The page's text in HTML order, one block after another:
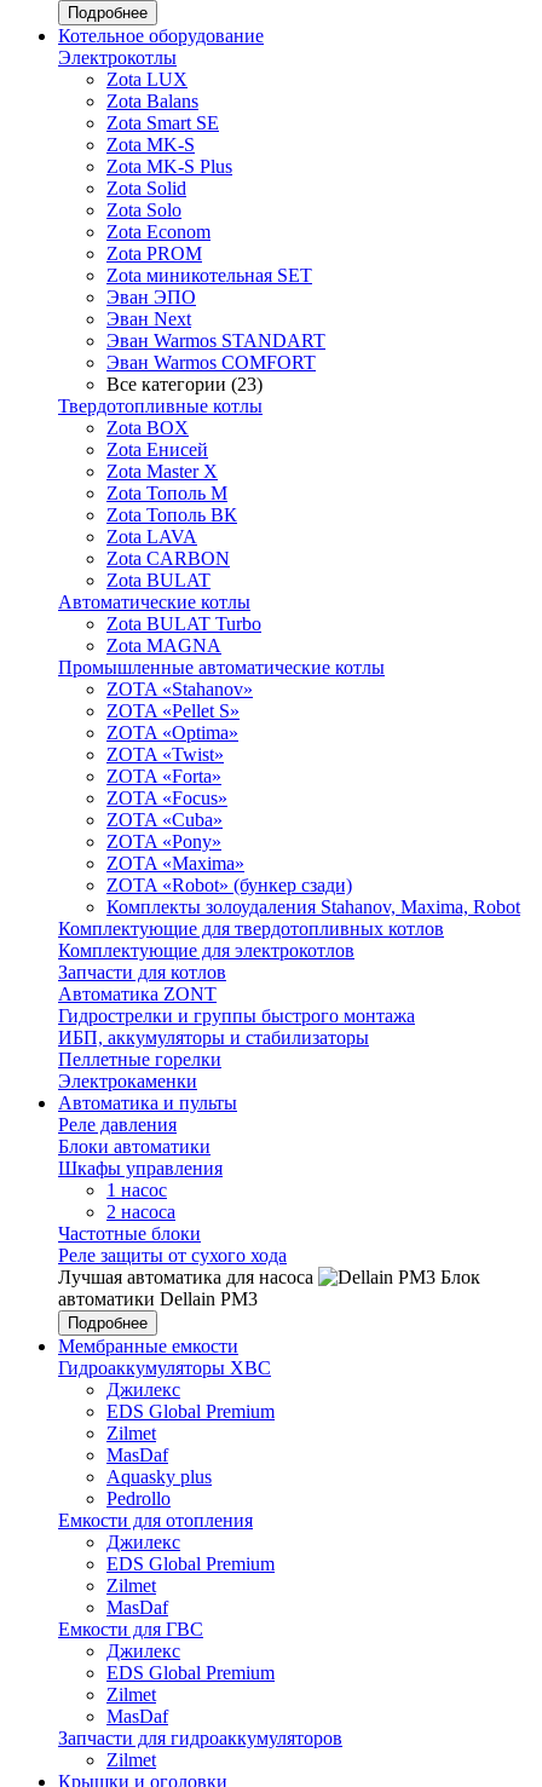
Подробнее
Котельное оборудование
Электрокотлы
Zota LUX
Zota Balans
Zota Smart SE
Zota MK-S
Zota MK-S Plus
Zota Solid
Zota Solo
Zota Econom
Zota PROM
Zota миникотельная SET
Эван ЭПО
Эван Next
Эван Warmos STANDART
Эван Warmos COMFORT
Все категории (23)
Твердотопливные котлы
Zota BOX
Zota Енисей
Zota Master X
Zota Тополь М
Zota Тополь ВК
Zota LAVA
Zota CARBON
Zota BULAT
Автоматические котлы
Zota BULAT Turbo
Zota MAGNA
Промышленные автоматические котлы
ZOTA «Stahanov»
ZOTA «Pellet S»
ZOTA «Optima»
ZOTA «Twist»
ZOTA «Forta»
ZOTA «Focus»
ZOTA «Cuba»
ZOTA «Pony»
ZOTA «Maxima»
ZOTA «Robot» (бункер сзади)
Комплекты золоудаления Stahanov, Maxima, Robot
Комплектующие для твердотопливных котлов
Комплектующие для электрокотлов
Запчасти для котлов
Автоматика ZONT
Гидрострелки и группы быстрого монтажа
ИБП, аккумуляторы и стабилизаторы
Пеллетные горелки
Электрокаменки
Автоматика и пульты
Реле давления
Блоки автоматики
Шкафы управления
1 насос
2 насоса
Частотные блоки
Реле защиты от сухого хода
Лучшая автоматика для насоса
Блок
автоматики Dellain PM3
Подробнее
Мембранные емкости
Гидроаккумуляторы ХВС
Джилекс
EDS Global Premium
Zilmet
MasDaf
Aquasky plus
Pedrollo
Емкости для отопления
Джилекс
EDS Global Premium
Zilmet
MasDaf
Емкости для ГВС
Джилекс
EDS Global Premium
Zilmet
MasDaf
Запчасти для гидроаккумуляторов
Zilmet
Крышки и оголовки